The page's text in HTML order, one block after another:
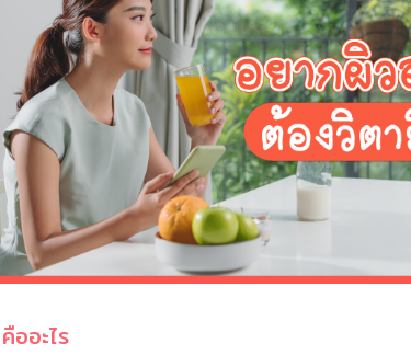
ออะไร